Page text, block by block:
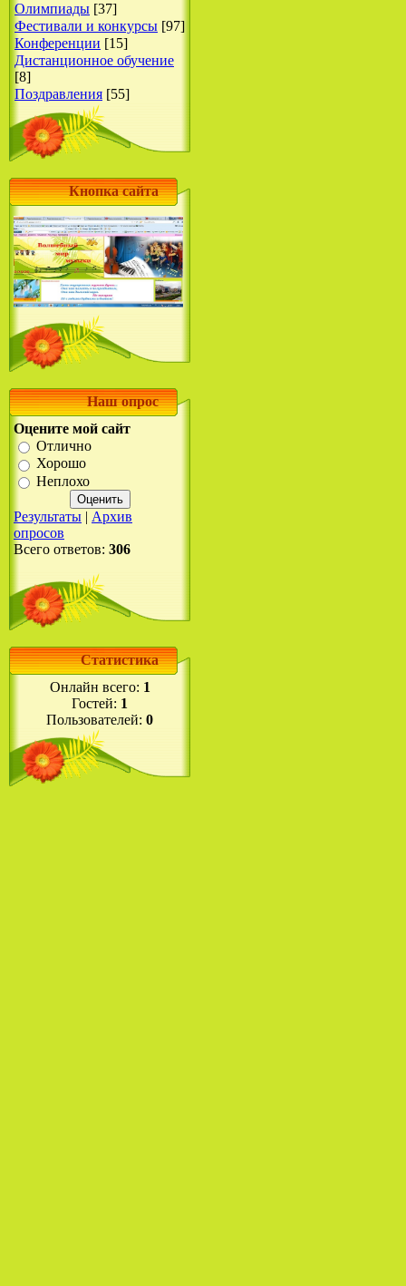
Олимпиады [37]
Фестивали и конкурсы [97]
Конференции [15]
Дистанционное обучение
[8]
Поздравления [55]
Кнопка сайта
Наш опрос
Оцените мой сайт
Отлично
Хорошо
Неплохо
Результаты | Архив
опросов
Всего ответов: 306
Статистика
Онлайн всего: 1
Гостей: 1
Пользователей: 0